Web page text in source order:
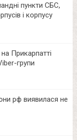
пункти СБС,
і корпусу
Прикарпатті
групи
рф виявилася не